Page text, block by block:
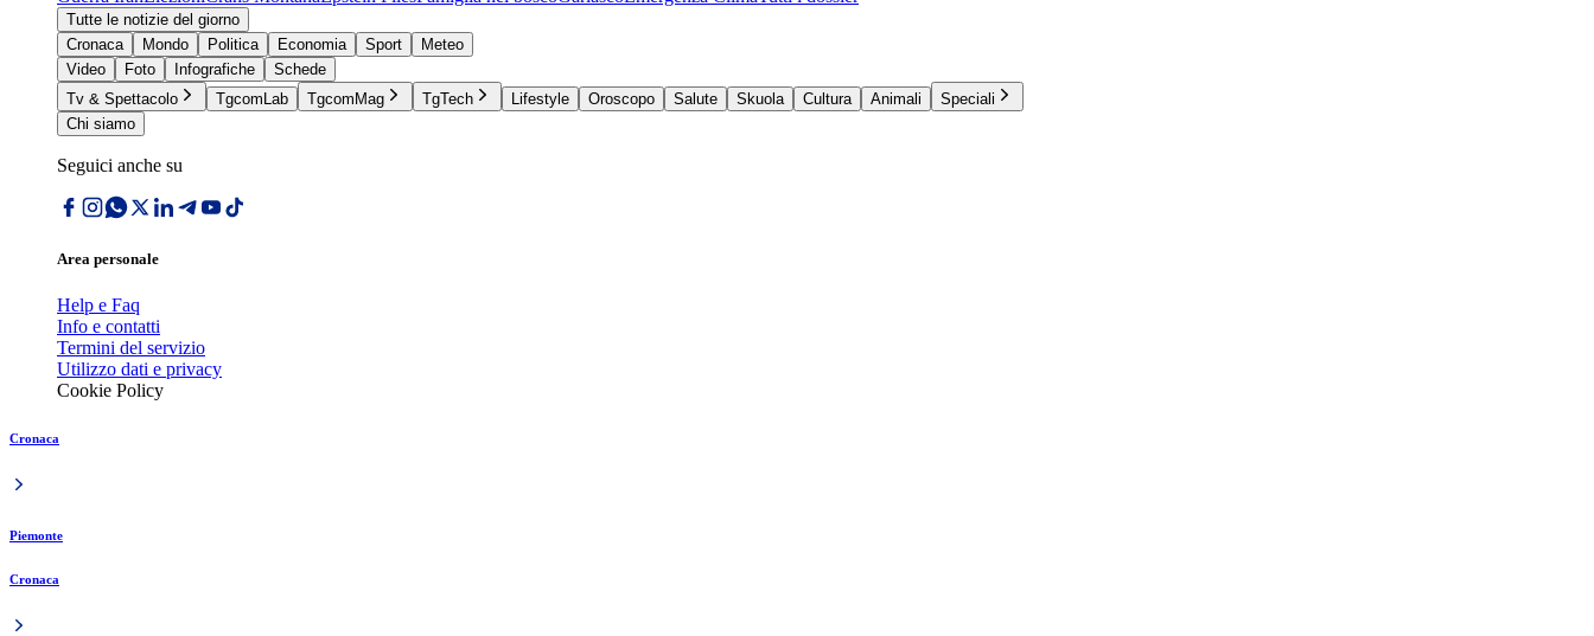
Tutte le notizie del giorno
Cronaca
Mondo Politica Economia Sport
Meteo
Video
Foto Infografiche
Schede
Tv & Spettacolo
TgcomLab TgcomMag TgTech Lifestyle Oroscopo Salute Skuola Cultura Animali
Speciali
Chi siamo
Seguici anche su
Area personale
Help e Faq
Info e contatti
Termini del servizio
Utilizzo dati e privacy
Cookie Policy
Cronaca
Piemonte
Cronaca